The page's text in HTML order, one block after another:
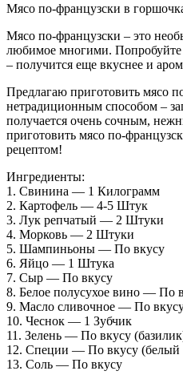
Мясо по-французски в
Мясо по-французски – это
любимое многими. Попробуйте
– получится еще вкуснее и
Предлагаю приготовить мясо
нетрадиционным способом –
получается очень сочным,
приготовить мясо по-
рецептом!
Ингредиенты:
1. Свинина — 1 Килограмм
2. Картофель — 4-5 Штук
3. Лук репчатый — 2 Штуки
4. Морковь — 2 Штуки
5. Шампиньоны — По вкусу
6. Яйцо — 1 Штука
7. Сыр — По вкусу
8. Белое полусухое вино — По
9. Масло сливочное — По
10. Чеснок — 1 Зубчик
11. Зелень — По вкусу
12. Специи — По вкусу (белый
13. Соль — По вкусу